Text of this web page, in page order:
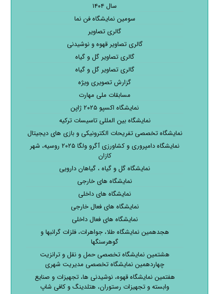
سال ۱۴۰۴
سومین نمایشگاه فن نما
گالری تصاویر
گالری تصاویر قهوه و نوشیدنی
گالری تصاویر گل و گیاه
گالری تصاویر گل و گیاه
گزارش تصویری ویژه
مسابقات ملی مهارت
نمایشگاه اکسپو ۲۰۲۵ ژاپن
نمایشگاه بین المللی تاسیسات ترکیه
نمایشگاه تخصصی تفریحات الکترونیکی و بازی های دیجیتال
نمایشگاه دامپروری و کشاورزی آگرو ولگا ۲۰۲۵ روسیه، شهر
کازان
نمایشگاه گل و گیاه ، گیاهان دارویی
نمایشگاه های خارجی
نمایشگاه های داخلی
نمایشگاه های فعال خارجی
نمایشگاه های فعال داخلی
هجدهمین نمایشگاه طلا، جواهرات، فلزات گرانبها و
گوهرسنگها
هشتمین نمایشگاه تخصصی حمل و نقل و ترانزیت
چهاردهمین نمایشگاه تخصصی مدیریت شهری
هفتمین نمایشگاه قهوه، نوشیدنی ها، تجهیزات و صنایع
وابسته و تجهیزات رستوران، هتلدینگ و کافی شاپ